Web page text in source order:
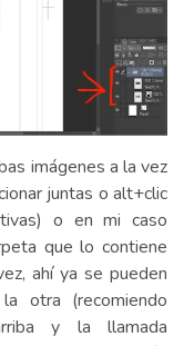
imágenes a la vez
juntas o alt+clic
o en mi caso
que lo contiene
ahí ya se pueden
otra (recomiendo
y la llamada